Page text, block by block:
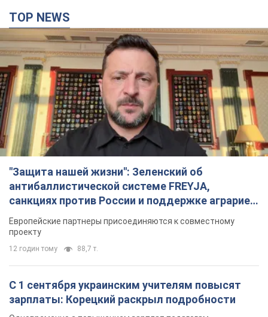
TOP NEWS
"Защита нашей жизни": Зеленский об
антибаллистической системе FREYJA,
санкциях против России и поддержке аграриев.
Видео
Европейские партнеры присоединяются к совместному
проекту
12 годин тому 88,7 т.
С 1 сентября украинским учителям повысят
зарплаты: Корецкий раскрыл подробности